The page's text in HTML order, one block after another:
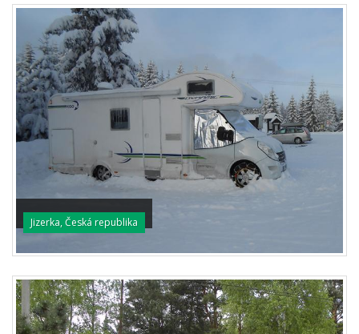
Jizerka, Česká republika